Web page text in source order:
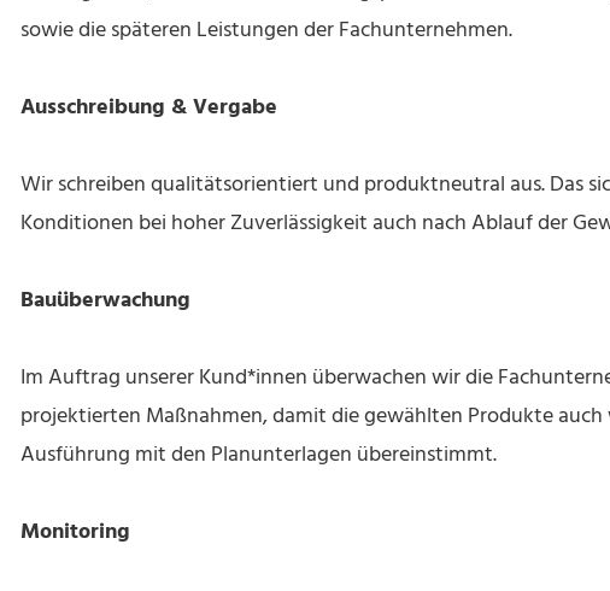
sowie die späteren Leistungen der Fachunternehmen.
Ausschreibung & Vergabe
Wir schreiben qualitätsorientiert und produktneutral aus. Das
Konditionen bei hoher Zuverlässigkeit auch nach Ablauf der
Bauüberwachung
Im Auftrag unserer Kund*innen überwachen wir die
projektierten Maßnahmen, damit die gewählten Produkte
Ausführung mit den Planunterlagen übereinstimmt.
Monitoring